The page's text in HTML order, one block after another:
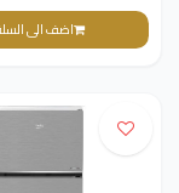
اضف الى